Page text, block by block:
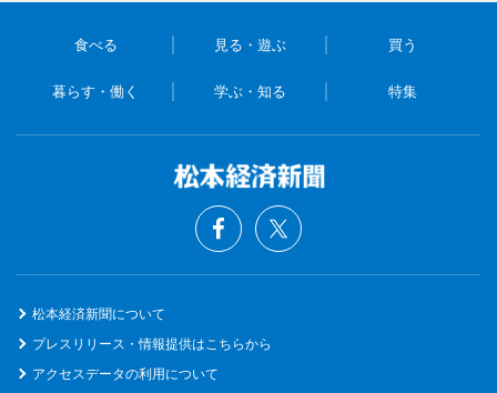
食べる 見る・遊ぶ 買う
暮らす・働く 学ぶ・知る 特集
松本経済新聞について
プレスリリース・情報提供はこちらから
アクセスデータの利用について